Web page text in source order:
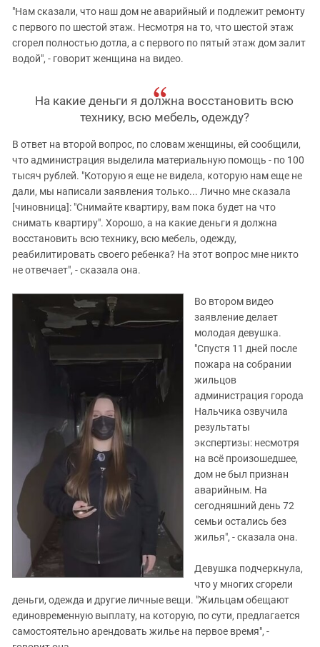
"Нам сказали, что наш дом не аварийный и подлежит ремонту
с первого по шестой этаж. Несмотря на то, что шестой этаж
сгорел полностью дотла, а с первого по пятый этаж дом залит
водой", - говорит женщина на видео.
На какие деньги я должна восстановить всю
технику, всю мебель, одежду?
В ответ на второй вопрос, по словам женщины, ей сообщили,
что администрация выделила материальную помощь - по 100
тысяч рублей. "Которую я еще не видела, которую нам еще не
дали, мы написали заявления только... Лично мне сказала
[чиновница]: "Снимайте квартиру, вам пока будет на что
снимать квартиру". Хорошо, а на какие деньги я должна
восстановить всю технику, всю мебель, одежду,
реабилитировать своего ребенка? На этот вопрос мне никто
не отвечает", - сказала она.
Во втором видео
заявление делает
молодая девушка.
"Спустя 11 дней после
пожара на собрании
жильцов
администрация города
Нальчика озвучила
результаты
экспертизы: несмотря
на всё произошедшее,
дом не был признан
аварийным. На
сегодняшний день 72
семьи остались без
жилья", - сказала она.
Девушка подчеркнула,
что у многих сгорели
деньги, одежда и другие личные вещи. "Жильцам обещают
единовременную выплату, на которую, по сути, предлагается
самостоятельно арендовать жилье на первое время", -